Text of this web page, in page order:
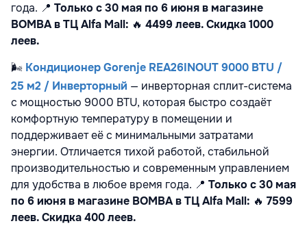
года. 📍 Только с 30 мая по 6 июня в магазине
BOMBA в ТЦ Alfa Mall: 🔥 4499 леев. Скидка 1000
леев.
🌬️ Кондиционер Gorenje REA26INOUT 9000 BTU /
25 м2 / Инверторный — инверторная сплит-система
с мощностью 9000 BTU, которая быстро создаёт
комфортную температуру в помещении и
поддерживает её с минимальными затратами
энергии. Отличается тихой работой, стабильной
производительностью и современным управлением
для удобства в любое время года. 📍 Только с 30 мая
по 6 июня в магазине BOMBA в ТЦ Alfa Mall: 🔥 7599
леев. Скидка 400 леев.